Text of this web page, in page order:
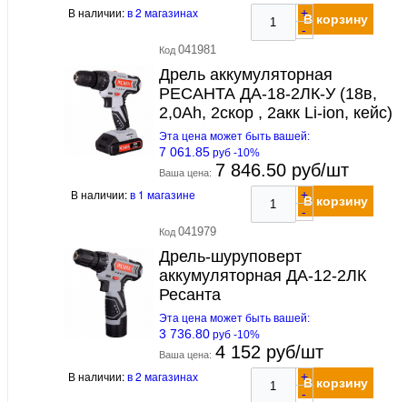
В наличии:в 2 магазинах
+
-
В корзину
Код 041981
Дрель аккумуляторная
РЕСАНТА ДА-18-2ЛК-У (18в,
2,0Ah, 2скор , 2акк Li-ion, кейс)
Эта цена может быть вашей:
7 061.85 руб -10%
Ваша цена: 7 846.50 руб/шт
В наличии:в 1 магазине
+
-
В корзину
Код 041979
Дрель-шуруповерт
аккумуляторная ДА-12-2ЛК
Ресанта
Эта цена может быть вашей:
3 736.80 руб -10%
Ваша цена: 4 152 руб/шт
В наличии:в 2 магазинах
+
-
В корзину